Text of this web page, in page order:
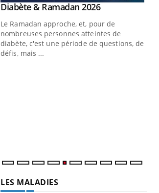
Youtube
Diabète & Ramadan 2026Youtube
Le Ramadan approche, et, pour de
nombreuses personnes atteintes de
diabète, c'est une période de questions, de
défis, mais ...
LES MALADIES